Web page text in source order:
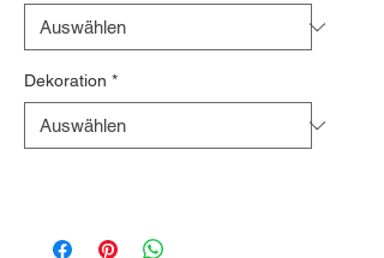
Dekoration *